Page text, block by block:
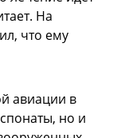
На
что ему
авиации в
но и